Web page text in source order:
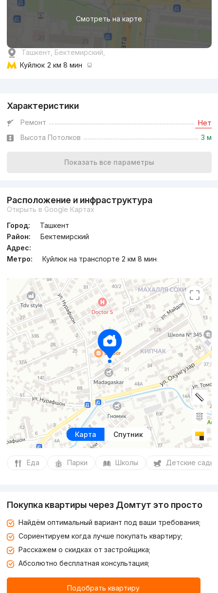
Смотреть на карте
Ташкент, Бектемирский,
Куйлюк 2 км 8 мин
Характеристики
Ремонт Нет
Высота Потолков 3 м
Показать все параметры
Расположение и инфраструктура
Открыть в Google Картах
Город:
Ташкент
Район:
Бектемирский
Адрес:
Метро:
Куйлюк на транспорте 2 км 8 мин
Карта Спутник
Еда Парки Школы Детские сады
Покупка квартиры через Домтут это просто
Найдём оптимальный вариант под ваши требования;
Сориентируем когда лучше покупать квартиру;
Расскажем о скидках от застройщика;
Абсолютно бесплатная консультация;
Подобрать квартиру